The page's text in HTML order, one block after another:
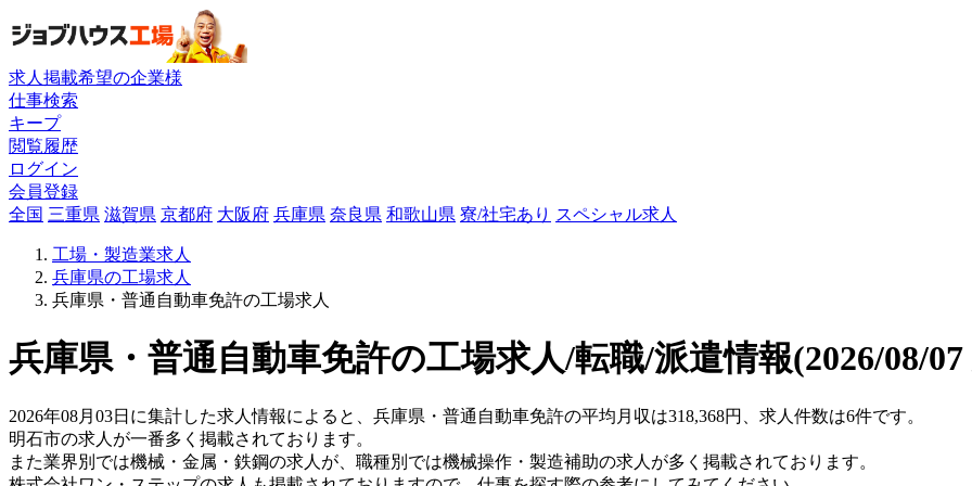
求人掲載希望の企業様
仕事検索
キープ
閲覧履歴
ログイン
会員登録
全国 三重県 滋賀県 京都府 大阪府 兵庫県 奈良県 和歌山県 寮/社宅あり スペシャル求人
工場・製造業求人
兵庫県の工場求人
兵庫県・普通自動車免許の工場求人
兵庫県・普通自動車免許の工場求人/転職/派遣情報(2026/08/
2026年08月03日に集計した求人情報によると、兵庫県・普通自動車免許の平均月収は318,368円、求人件数は6件です。
明石市の求人が一番多く掲載されております。
また業界別では機械・金属・鉄鋼の求人が、職種別では機械操作・製造補助の求人が多く掲載されております。